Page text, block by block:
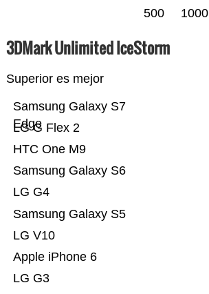
500 1000
3DMark Unlimited IceStorm
Superior es mejor
LG G3
Apple iPhone 6
LG V10
Samsung Galaxy S5
LG G4
Samsung Galaxy S6
HTC One M9
LG G Flex 2
Samsung Galaxy S7
Edge